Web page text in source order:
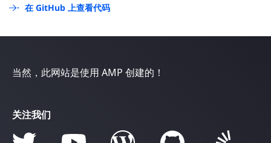
在 GitHub 上查看代码
当然，此网站是使用 AMP 创建的！
关注我们